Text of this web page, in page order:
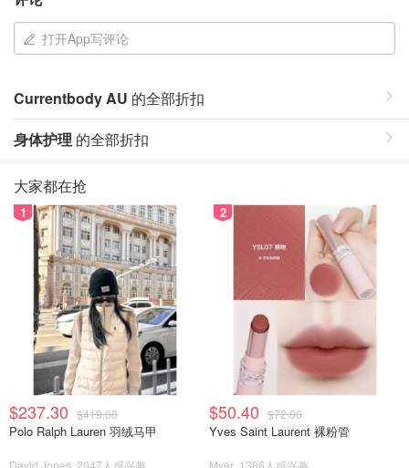
打开App写评论
Currentbody AU 的全部折扣
身体护理 的全部折扣
大家都在抢
1
$237.30 $419.00
Polo Ralph Lauren 羽绒马甲
David Jones 2047人感兴趣
2
$50.40 $72.00
Yves Saint Laurent 裸粉管
Myer 1386人感兴趣